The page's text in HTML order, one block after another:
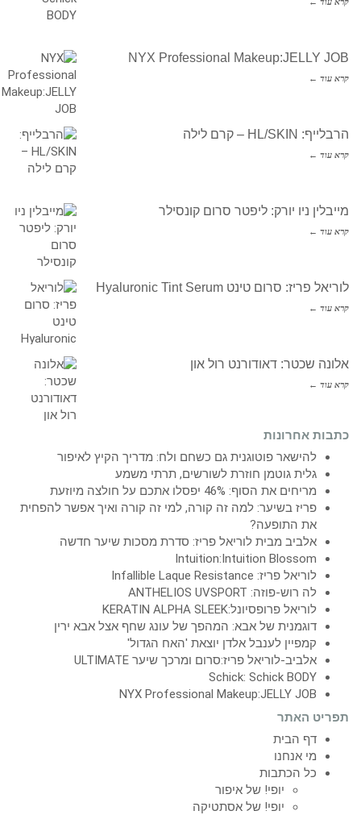
NYX Professional Makeup:JELLY JOB
קרא עוד ←
הרבלייף: HL/SKIN – קרם לילה
קרא עוד ←
מייבלין ניו יורק: ליפטר סרום קונסילר
קרא עוד ←
לוריאל פריז: סרום טינט Hyaluronic Tint Serum
קרא עוד ←
אלונה שכטר: דאודורנט רול און
קרא עוד ←
כתבות אחרונות
להישאר פוטוגנית גם כשחם ולח: מדריך הקיץ לאיפור
גלית גוטמן חוזרת לשורשים, תרתי משמע
מריחים את הסוף: 46% יפסלו אתכם על חולצה מיוזעת
פריז בשיער: למה זה קורה, למי זה קורה ואיך אפשר להפחית
את התופעה?
אלביב מבית לוריאל פריז: סדרת מסכות שיער חדשה
Intuition:Intuition Blossom
לוריאל פריז: Infallible Laque Resistance
לה רוש-פוזה: ANTHELIOS UVSPORT
לוריאל פרופסיונל:KERATIN ALPHA SLEEK
דוגמנית של אבא: המהפך של עונג שחף אצל אבא ירין
קמפיין לענבל אלדן יוצאת 'האח הגדול'
אלביב-לוריאל פריז:סרום ומרכך שיער ULTIMATE
Schick: Schick BODY
NYX Professional Makeup:JELLY JOB
תפריט האתר
דף הבית
מי אנחנו
כל הכתבות
יופי! של איפור
יופי! של אסתטיקה